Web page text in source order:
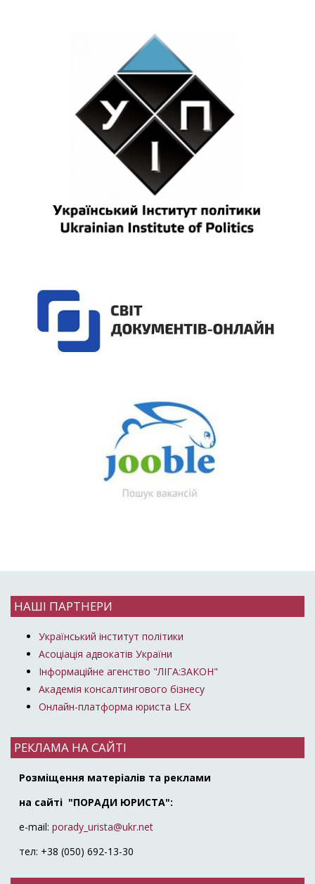
НАШІ ПАРТНЕРИ
Український інститут політики
Асоціація адвокатів України
Інформаційне агенство "ЛІГА:ЗАКОН"
Академія консалтингового бізнесу
Онлайн-платформа юриста LEX
РЕКЛАМА НА САЙТІ
Розміщення матеріалів та реклами
на сайті "ПОРАДИ ЮРИСТА":
e-mail: porady_urista@ukr.net
тел: +38 (050) 692-13-30